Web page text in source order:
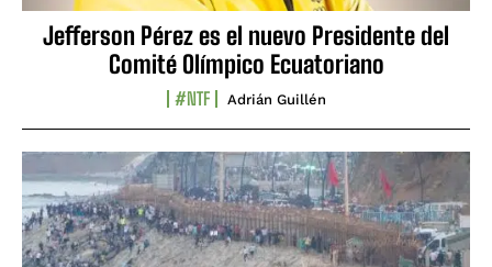
Jefferson Pérez es el nuevo Presidente del
Comité Olímpico Ecuatoriano
#NTF Adrián Guillén